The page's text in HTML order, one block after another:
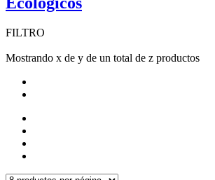
FILTRO
Mostrando x de y de un total de z productos